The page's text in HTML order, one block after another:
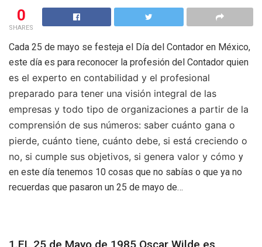
0
SHARES
Cada 25 de mayo se festeja el Día del Contador en México,
este día es para reconocer la profesión del Contador quien
es el experto en contabilidad y el profesional
preparado para tener una visión integral de las
empresas y todo tipo de organizaciones a partir de la
comprensión de sus números: saber cuánto gana o
pierde, cuánto tiene, cuánto debe, si está creciendo o
no, si cumple sus objetivos, si genera valor y cómo y
en este día tenemos 10 cosas que no sabías o que ya no
recuerdas que pasaron un 25 de mayo de…